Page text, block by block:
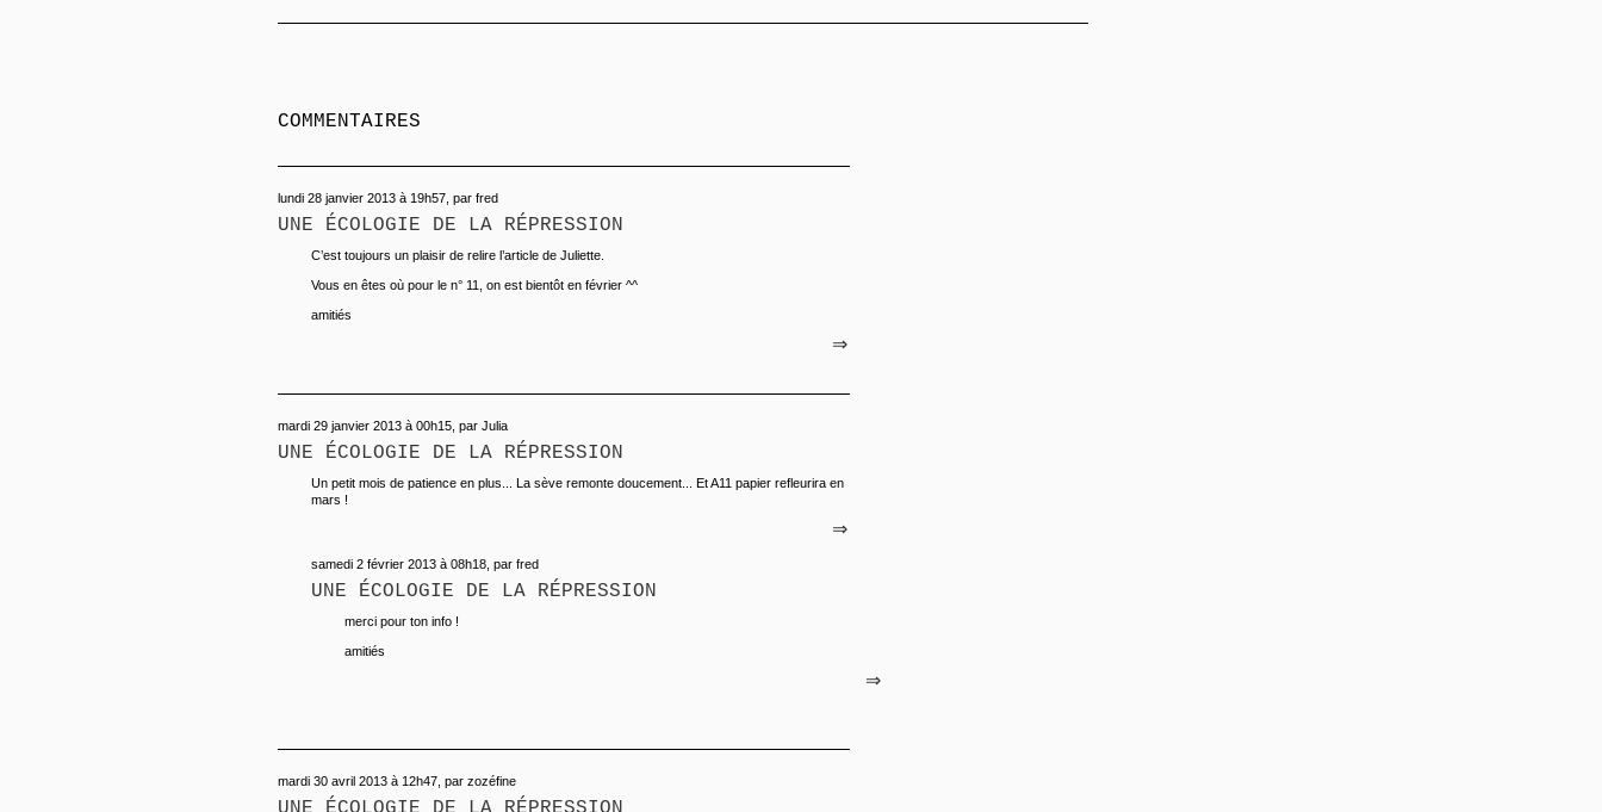
COMMENTAIRES
lundi 28 janvier 2013 à 19h57, par fred
UNE ÉCOLOGIE DE LA RÉPRESSION
C’est toujours un plaisir de relire l’article de Juliette.
Vous en êtes où pour le n° 11, on est bientôt en février ^^
amitiés
⇒
mardi 29 janvier 2013 à 00h15, par Julia
UNE ÉCOLOGIE DE LA RÉPRESSION
Un petit mois de patience en plus... La sève remonte doucement... Et A11 papier refleurira en
mars !
⇒
samedi 2 février 2013 à 08h18, par fred
UNE ÉCOLOGIE DE LA RÉPRESSION
merci pour ton info !
amitiés
⇒
mardi 30 avril 2013 à 12h47, par zozéfine